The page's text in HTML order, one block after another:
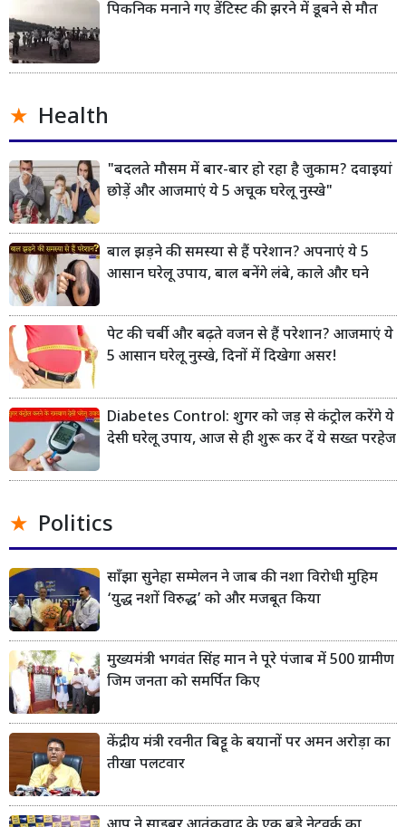
पिकनिक मनाने गए डेंटिस्ट की झरने में डूबने से मौत
Health
"बदलते मौसम में बार-बार हो रहा है जुकाम? दवाइयां
छोड़ें और आजमाएं ये 5 अचूक घरेलू नुस्खे"
बाल झड़ने की समस्या से हैं परेशान? अपनाएं ये 5
आसान घरेलू उपाय, बाल बनेंगे लंबे, काले और घने
पेट की चर्बी और बढ़ते वजन से हैं परेशान? आजमाएं ये
5 आसान घरेलू नुस्खे, दिनों में दिखेगा असर!
Diabetes Control: शुगर को जड़ से कंट्रोल करेंगे ये
देसी घरेलू उपाय, आज से ही शुरू कर दें ये सख्त परहेज
Politics
साँझा सुनेहा सम्मेलन ने जाब की नशा विरोधी मुहिम
‘युद्ध नशों विरुद्ध’ को और मजबूत किया
मुख्यमंत्री भगवंत सिंह मान ने पूरे पंजाब में 500 ग्रामीण
जिम जनता को समर्पित किए
केंद्रीय मंत्री रवनीत बिट्टू के बयानों पर अमन अरोड़ा का
तीखा पलटवार